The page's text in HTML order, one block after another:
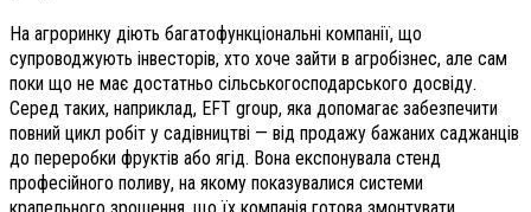
На агроринку діють багатофункціональні компанії, що
супроводжують інвесторів, хто хоче зайти в агробізнес, але сам
поки що не має достатньо сільськогосподарського досвіду.
Серед таких, наприклад, EFT group, яка допомагає забезпечити
повний цикл робіт у садівництві — від продажу бажаних саджанців
до переробки фруктів або ягід. Вона експонувала стенд
професійного поливу, на якому показувалися системи